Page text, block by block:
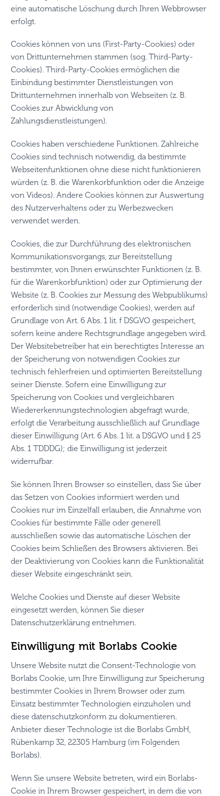
eine automatische Löschung durch Ihren Webbrowser
erfolgt.
Cookies können von uns (First-Party-Cookies) oder
von Drittunternehmen stammen (sog. Third-Party-
Cookies). Third-Party-Cookies ermöglichen die
Einbindung bestimmter Dienstleistungen von
Drittunternehmen innerhalb von Webseiten (z. B.
Cookies zur Abwicklung von
Zahlungsdienstleistungen).
Cookies haben verschiedene Funktionen. Zahlreiche
Cookies sind technisch notwendig, da bestimmte
Webseitenfunktionen ohne diese nicht funktionieren
würden (z. B. die Warenkorbfunktion oder die Anzeige
von Videos). Andere Cookies können zur Auswertung
des Nutzerverhaltens oder zu Werbezwecken
verwendet werden.
Cookies, die zur Durchführung des elektronischen
Kommunikationsvorgangs, zur Bereitstellung
bestimmter, von Ihnen erwünschter Funktionen (z. B.
für die Warenkorbfunktion) oder zur Optimierung der
Website (z. B. Cookies zur Messung des Webpublikums)
erforderlich sind (notwendige Cookies), werden auf
Grundlage von Art. 6 Abs. 1 lit. f DSGVO gespeichert,
sofern keine andere Rechtsgrundlage angegeben wird.
Der Websitebetreiber hat ein berechtigtes Interesse an
der Speicherung von notwendigen Cookies zur
technisch fehlerfreien und optimierten Bereitstellung
seiner Dienste. Sofern eine Einwilligung zur
Speicherung von Cookies und vergleichbaren
Wiedererkennungstechnologien abgefragt wurde,
erfolgt die Verarbeitung ausschließlich auf Grundlage
dieser Einwilligung (Art. 6 Abs. 1 lit. a DSGVO und § 25
Abs. 1 TDDDG); die Einwilligung ist jederzeit
widerrufbar.
Sie können Ihren Browser so einstellen, dass Sie über
das Setzen von Cookies informiert werden und
Cookies nur im Einzelfall erlauben, die Annahme von
Cookies für bestimmte Fälle oder generell
ausschließen sowie das automatische Löschen der
Cookies beim Schließen des Browsers aktivieren. Bei
der Deaktivierung von Cookies kann die Funktionalität
dieser Website eingeschränkt sein.
Welche Cookies und Dienste auf dieser Website
eingesetzt werden, können Sie dieser
Datenschutzerklärung entnehmen.
Einwilligung mit Borlabs Cookie
Unsere Website nutzt die Consent-Technologie von
Borlabs Cookie, um Ihre Einwilligung zur Speicherung
bestimmter Cookies in Ihrem Browser oder zum
Einsatz bestimmter Technologien einzuholen und
diese datenschutzkonform zu dokumentieren.
Anbieter dieser Technologie ist die Borlabs GmbH,
Rübenkamp 32, 22305 Hamburg (im Folgenden
Borlabs).
Wenn Sie unsere Website betreten, wird ein Borlabs-
Cookie in Ihrem Browser gespeichert, in dem die von